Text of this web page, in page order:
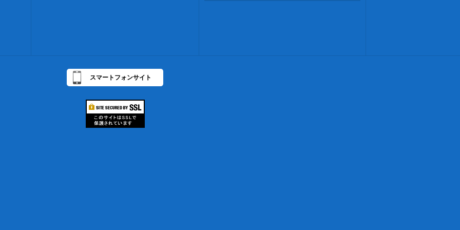
スマートフォンサイト